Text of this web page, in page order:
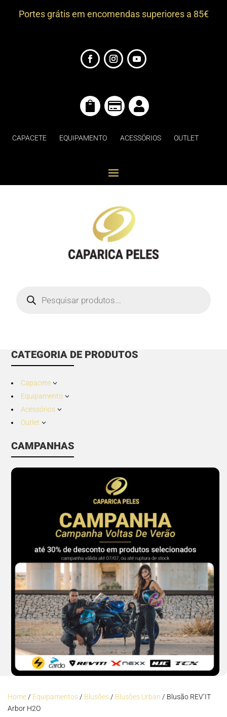
Portes grátis em encomendas superiores a 85€
  
CAPACETE EQUIPAMENTO ACESSÓRIOS OUTLET
search
CATEGORIA DE PRODUTOS
Capacete 3
Equipamento 3
Acessórios 3
Outlet 3
CAMPANHAS
Home/ Equipamentos/ Blusões/ Blusões Urban / Blusão REV’IT
Arbor H2O